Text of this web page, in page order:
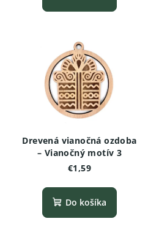
Drevená vianočná ozdoba
– Vianočný motív 3
€1,59
Do košíka